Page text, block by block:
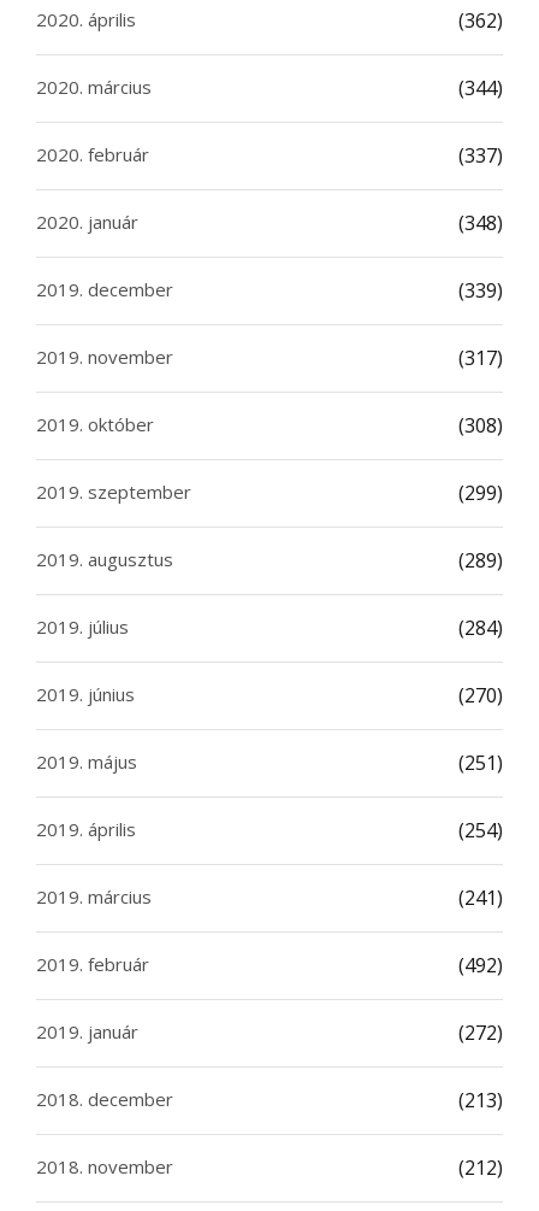
2020. április (362)
2020. március (344)
2020. február (337)
2020. január (348)
2019. december (339)
2019. november (317)
2019. október (308)
2019. szeptember (299)
2019. augusztus (289)
2019. július (284)
2019. június (270)
2019. május (251)
2019. április (254)
2019. március (241)
2019. február (492)
2019. január (272)
2018. december (213)
2018. november (212)